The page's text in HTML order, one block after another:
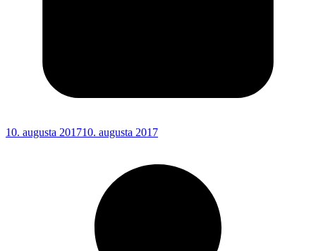
10. augusta 201710. augusta 2017